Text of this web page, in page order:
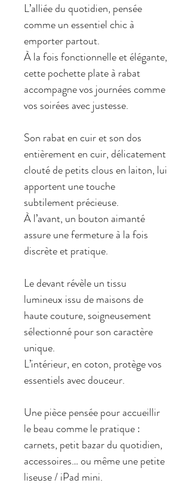
L’alliée du quotidien, pensée
comme un essentiel chic à
emporter partout.
À la fois fonctionnelle et élégante,
cette pochette plate à rabat
accompagne vos journées comme
vos soirées avec justesse.
Son rabat en cuir et son dos
entièrement en cuir, délicatement
clouté de petits clous en laiton, lui
apportent une touche
subtilement précieuse.
À l’avant, un bouton aimanté
assure une fermeture à la fois
discrète et pratique.
Le devant révèle un tissu
lumineux issu de maisons de
haute couture, soigneusement
sélectionné pour son caractère
unique.
L’intérieur, en coton, protège vos
essentiels avec douceur.
Une pièce pensée pour accueillir
le beau comme le pratique :
carnets, petit bazar du quotidien,
accessoires… ou même une petite
liseuse / iPad mini.